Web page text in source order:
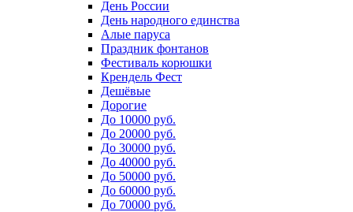
День России
День народного единства
Алые паруса
Праздник фонтанов
Фестиваль корюшки
Крендель Фест
Дешёвые
Дорогие
До 10000 руб.
До 20000 руб.
До 30000 руб.
До 40000 руб.
До 50000 руб.
До 60000 руб.
До 70000 руб.